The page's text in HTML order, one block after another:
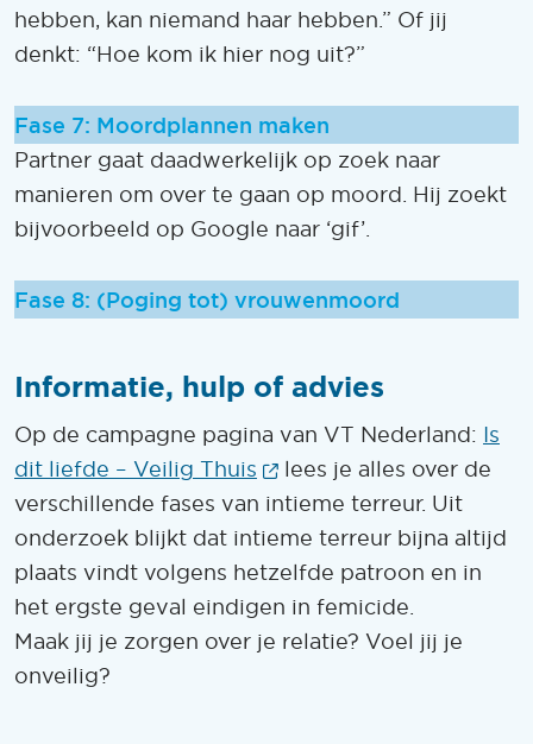
hebben, kan niemand haar hebben.” Of jij
denkt: “Hoe kom ik hier nog uit?”
Fase 7: Moordplannen maken
Partner gaat daadwerkelijk op zoek naar
manieren om over te gaan op moord. Hij zoekt
bijvoorbeeld op Google naar ‘gif’.
Fase 8: (Poging tot) vrouwenmoord
Informatie, hulp of advies
Op de campagne pagina van VT Nederland: Is
dit liefde – Veilig Thuis
(Opent in een nieuw
lees je alles over de
verschillende fases van intieme terreur. Uit
onderzoek blijkt dat intieme terreur bijna altijd
plaats vindt volgens hetzelfde patroon en in
het ergste geval eindigen in femicide.
Maak jij je zorgen over je relatie? Voel jij je
onveilig?